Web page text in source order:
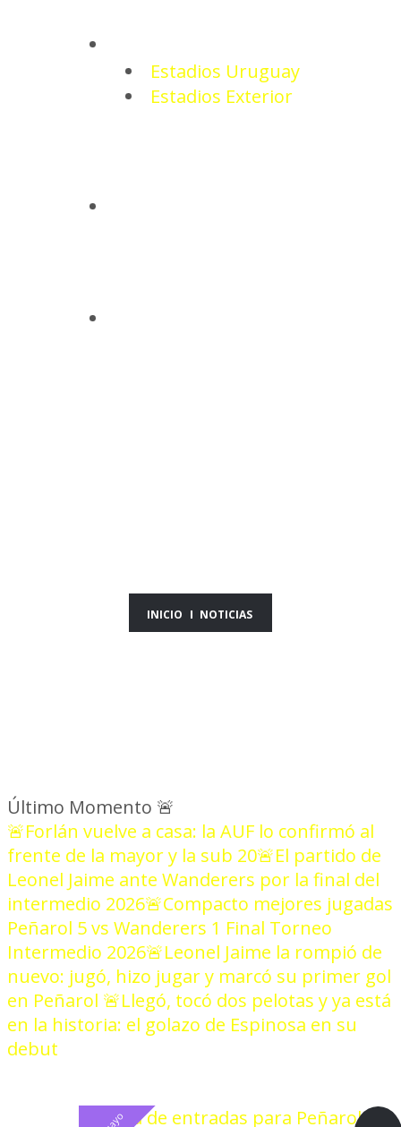
Estadios Uruguay
Estadios Exterior
INICIO NOTICIAS
Último Momento 🚨
🚨Forlán vuelve a casa: la AUF lo confirmó al
frente de la mayor y la sub 20🚨El partido de
Leonel Jaime ante Wanderers por la final del
intermedio 2026🚨Compacto mejores jugadas
Peñarol 5 vs Wanderers 1 Final Torneo
Intermedio 2026🚨Leonel Jaime la rompió de
nuevo: jugó, hizo jugar y marcó su primer gol
en Peñarol 🚨Llegó, tocó dos pelotas y ya está
en la historia: el golazo de Espinosa en su
debut